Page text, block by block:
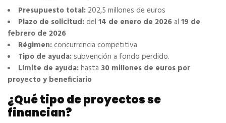
Presupuesto total: 202,5 millones de euros
Plazo de solicitud: del 14 de enero de 2026al 19 de
febrero de 2026
Régimen:concurrencia competitiva
Tipo de ayuda: subvención a fondo perdido.
Límite de ayuda:hasta 30 millones de euros por
proyecto y beneficiario
¿Qué tipo de proyectos se
financian?